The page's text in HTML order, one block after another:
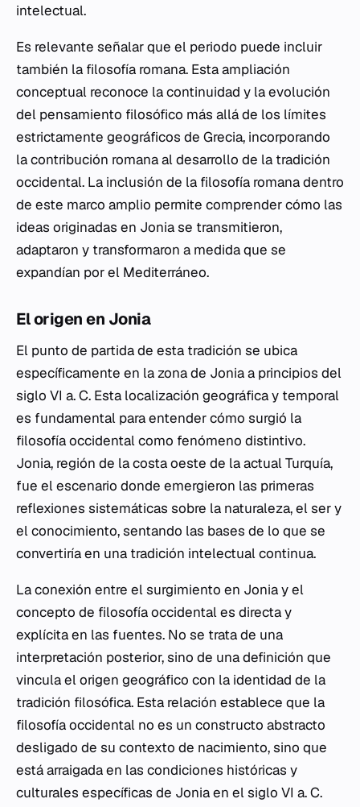
intelectual.
Es relevante señalar que el periodo puede incluir
también la filosofía romana. Esta ampliación
conceptual reconoce la continuidad y la evolución
del pensamiento filosófico más allá de los límites
estrictamente geográficos de Grecia, incorporando
la contribución romana al desarrollo de la tradición
occidental. La inclusión de la filosofía romana dentro
de este marco amplio permite comprender cómo las
ideas originadas en Jonia se transmitieron,
adaptaron y transformaron a medida que se
expandían por el Mediterráneo.
El origen en Jonia
El punto de partida de esta tradición se ubica
específicamente en la zona de Jonia a principios del
siglo VI a. C. Esta localización geográfica y temporal
es fundamental para entender cómo surgió la
filosofía occidental como fenómeno distintivo.
Jonia, región de la costa oeste de la actual Turquía,
fue el escenario donde emergieron las primeras
reflexiones sistemáticas sobre la naturaleza, el ser y
el conocimiento, sentando las bases de lo que se
convertiría en una tradición intelectual continua.
La conexión entre el surgimiento en Jonia y el
concepto de filosofía occidental es directa y
explícita en las fuentes. No se trata de una
interpretación posterior, sino de una definición que
vincula el origen geográfico con la identidad de la
tradición filosófica. Esta relación establece que la
filosofía occidental no es un constructo abstracto
desligado de su contexto de nacimiento, sino que
está arraigada en las condiciones históricas y
culturales específicas de Jonia en el siglo VI a. C.